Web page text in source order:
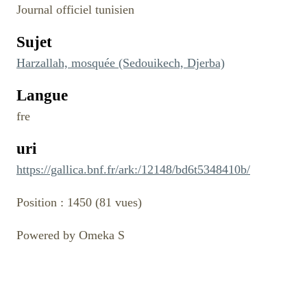
Journal officiel tunisien
Sujet
Harzallah, mosquée (Sedouikech, Djerba)
Langue
fre
uri
https://gallica.bnf.fr/ark:/12148/bd6t5348410b/
Position : 1450 (81 vues)
Powered by Omeka S